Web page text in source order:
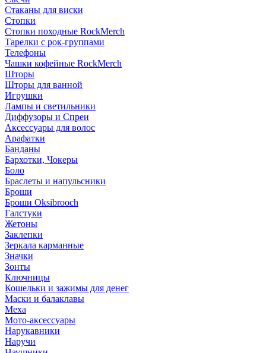
Стаканы для виски
Стопки
Стопки походные RockMerch
Тарелки с рок-группами
Телефоны
Чашки кофейные RockMerch
Шторы
Шторы для ванной
Игрушки
Лампы и светильники
Диффузоры и Спреи
Аксессуары для волос
Арафатки
Банданы
Бархотки, Чокеры
Боло
Браслеты и напульсники
Броши
Броши Oksibrooch
Галстуки
Жетоны
Заклепки
Зеркала карманные
Значки
Зонты
Ключницы
Кошельки и зажимы для денег
Маски и балаклавы
Меха
Мото-аксессуары
Нарукавники
Наручи